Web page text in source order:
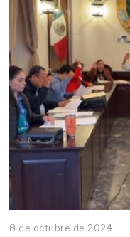
8 de octubre de 2024